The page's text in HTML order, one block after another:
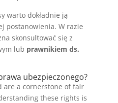
warto dokładnie ją
postanowienia. W razie
skonsultować się z
lub prawnikiem ds.
ubezpieczonego?
are a cornerstone of fair
these rights is